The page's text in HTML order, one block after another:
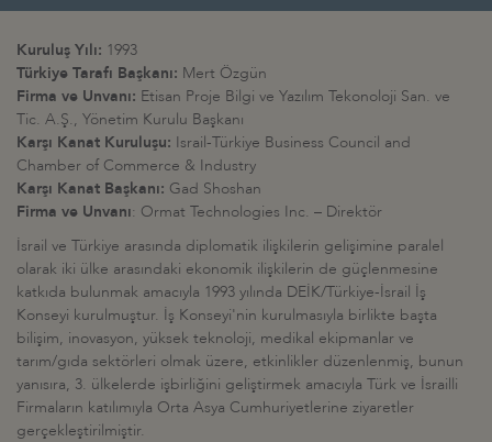
Kuruluş Yılı: 1993
Türkiye Tarafı Başkanı: Mert Özgün
Firma ve Unvanı: Etisan Proje Bilgi ve Yazılım Tekonoloji San. ve
Tic. A.Ş., Yönetim Kurulu Başkanı
Karşı Kanat Kuruluşu: Israil-Türkiye Business Council and
Chamber of Commerce & Industry
Karşı Kanat Başkanı: Gad Shoshan
Firma ve Unvanı: Ormat Technologies Inc. – Direktör
İsrail ve Türkiye arasında diplomatik ilişkilerin gelişimine paralel
olarak iki ülke arasındaki ekonomik ilişkilerin de güçlenmesine
katkıda bulunmak amacıyla 1993 yılında DEİK/Türkiye-İsrail İş
Konseyi kurulmuştur. İş Konseyi'nin kurulmasıyla birlikte başta
bilişim, inovasyon, yüksek teknoloji, medikal ekipmanlar ve
tarım/gıda sektörleri olmak üzere, etkinlikler düzenlenmiş, bunun
yanısıra, 3. ülkelerde işbirliğini geliştirmek amacıyla Türk ve İsrailli
Firmaların katılımıyla Orta Asya Cumhuriyetlerine ziyaretler
gerçekleştirilmiştir.